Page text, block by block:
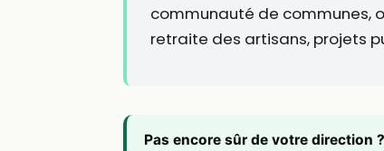
communauté de communes,
retraite des artisans, projets
Pas encore sûr de votre direction ?